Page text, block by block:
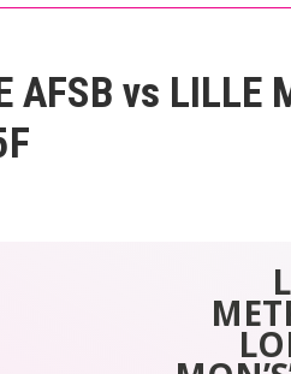
AFSB vs LILLE